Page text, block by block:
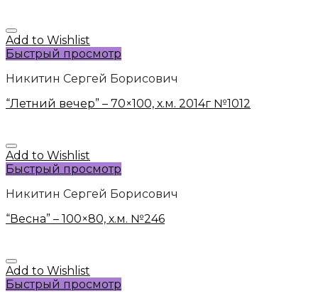
Add to Wishlist
Быстрый просмотр
Никитин Сергей Борисович
“Летний вечер” – 70×100, х.м. 2014г №1012
Add to Wishlist
Быстрый просмотр
Никитин Сергей Борисович
“Весна” – 100×80, х.м. №246
Add to Wishlist
Быстрый просмотр